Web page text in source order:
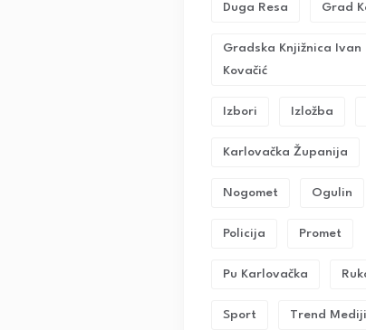
Duga Resa Grad
Gradska Knjižnica Ivan
Kovačić
Izbori Izložba
Karlovačka Županija
Nogomet Ogulin
Policija Promet
Pu Karlovačka
Sport Trend Mediji